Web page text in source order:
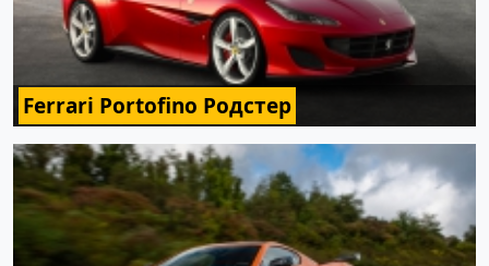
Ferrari Portofino Родстер